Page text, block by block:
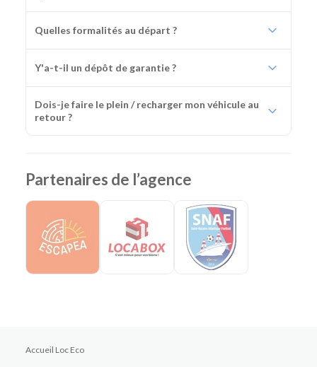
Quelles formalités au départ ?
Y'a-t-il un dépôt de garantie ?
Dois-je faire le plein / recharger mon véhicule au
retour ?
Partenaires de l’agence
Accueil Loc Eco